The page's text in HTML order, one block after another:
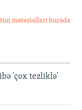
materialları burada
'çox tezliklə'